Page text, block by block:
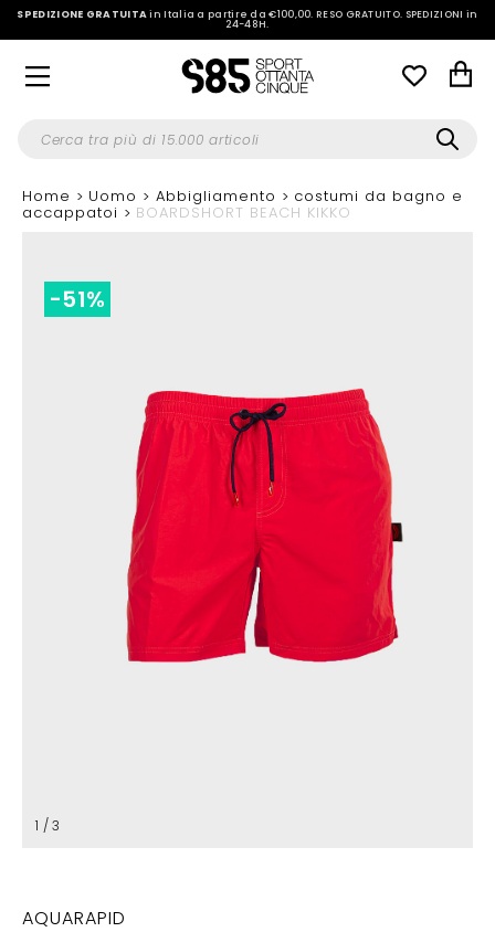
SPEDIZIONE GRATUITAin Italia a partire da €100,00.RESO GRATUITO. SPEDIZIONI in
24-48H.
Home Uomo Abbigliamento costumi da bagno e
accappatoi BOARDSHORT BEACH KIKKO
1 / 3
-51%
AQUARAPID